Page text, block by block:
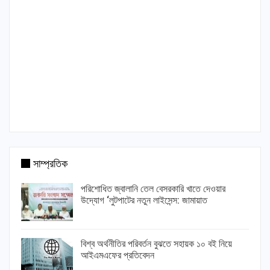
সাম্প্রতিক
পরিশোধিত জ্বালানি তেল বেসরকারি খাতে দেওয়ার
উদ্যোগ ‘লুটপাটের নতুন লাইসেন্স: জামায়াত
বিশ্ব অর্থনীতির পরিবর্তন বুঝতে সহায়ক ১০ বই নিয়ে
আইএমএফের প্রতিবেদন